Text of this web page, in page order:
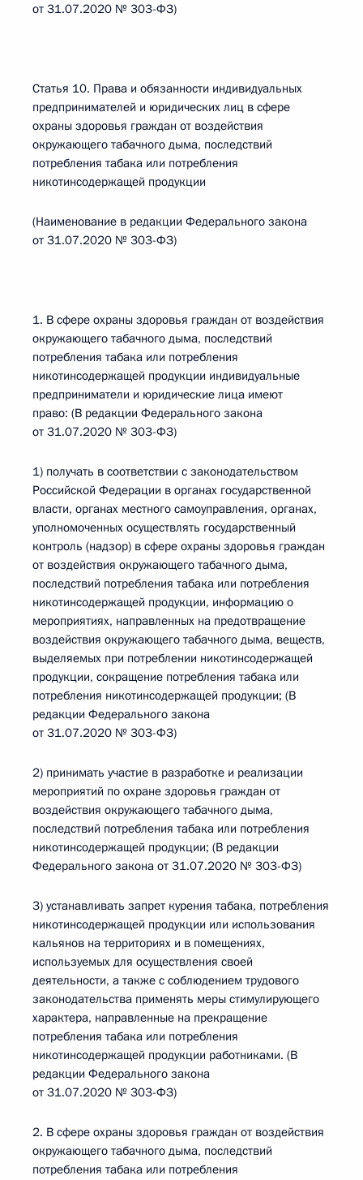
от 31.07.2020 № 303-ФЗ)
Статья 10. Права и обязанности индивидуальных
предпринимателей и юридических лиц в сфере
охраны здоровья граждан от воздействия
окружающего табачного дыма, последствий
потребления табака или потребления
никотинсодержащей продукции
(Наименование в редакции Федерального закона
от 31.07.2020 № 303-ФЗ)
1. В сфере охраны здоровья граждан от воздействия
окружающего табачного дыма, последствий
потребления табака или потребления
никотинсодержащей продукции индивидуальные
предприниматели и юридические лица имеют
право: (В редакции Федерального закона
от 31.07.2020 № 303-ФЗ)
1) получать в соответствии с законодательством
Российской Федерации в органах государственной
власти, органах местного самоуправления, органах,
уполномоченных осуществлять государственный
контроль (надзор) в сфере охраны здоровья граждан
от воздействия окружающего табачного дыма,
последствий потребления табака или потребления
никотинсодержащей продукции, информацию о
мероприятиях, направленных на предотвращение
воздействия окружающего табачного дыма, веществ,
выделяемых при потреблении никотинсодержащей
продукции, сокращение потребления табака или
потребления никотинсодержащей продукции; (В
редакции Федерального закона
от 31.07.2020 № 303-ФЗ)
2) принимать участие в разработке и реализации
мероприятий по охране здоровья граждан от
воздействия окружающего табачного дыма,
последствий потребления табака или потребления
никотинсодержащей продукции; (В редакции
Федерального закона от 31.07.2020 № 303-ФЗ)
3) устанавливать запрет курения табака, потребления
никотинсодержащей продукции или использования
кальянов на территориях и в помещениях,
используемых для осуществления своей
деятельности, а также с соблюдением трудового
законодательства применять меры стимулирующего
характера, направленные на прекращение
потребления табака или потребления
никотинсодержащей продукции работниками. (В
редакции Федерального закона
от 31.07.2020 № 303-ФЗ)
2. В сфере охраны здоровья граждан от воздействия
окружающего табачного дыма, последствий
потребления табака или потребления